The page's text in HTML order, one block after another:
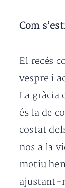
Com
El recés
vespre i
La gràcia
és la de
costat
nos a la
motiu
ajustant-